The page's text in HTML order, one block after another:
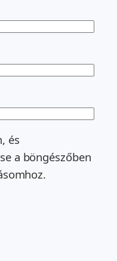
és
a böngészőben